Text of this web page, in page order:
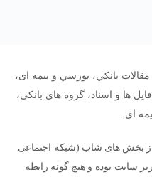
بانکي، بورسي و بیمه ای،
ها و اسناد، گروه های بانکي،
ای.
بخش های شاب (شبکه اجتماعی
سایت بوده و هیچ گونه رابطه